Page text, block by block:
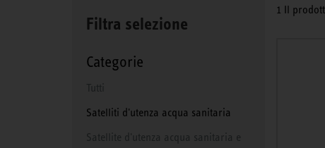
Filtra selezione
Categorie
Tutti
Satelliti d'utenza acqua sanitaria
Satellite d'utenza acqua sanitaria e
1 Il